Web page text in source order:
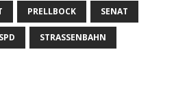
PRELLBOCK SENAT
SPD STRASSENBAHN